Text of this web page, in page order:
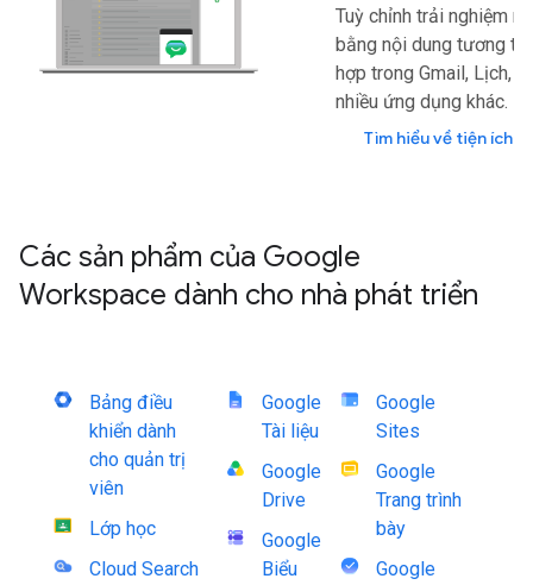
Tuỳ chỉnh trải nghiệm
bằng nội dung tương
hợp trong Gmail, Lịch,
nhiều ứng dụng khác.
Tìm hiểu về tiện ích
Các sản phẩm của Google
Workspace dành cho nhà phát triển
Bảng điều
khiển dành
cho quản trị
viên
Lớp học
Cloud Search
Google
Tài liệu
Google
Drive
Google
Biểu
Google
Sites
Google
Trang trình
bày
Google